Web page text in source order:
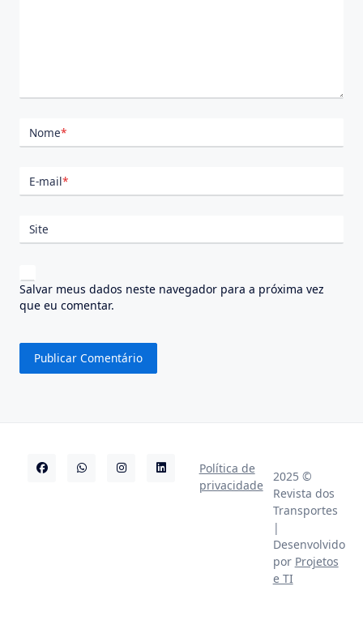
Nome*
E-mail*
Site
Salvar meus dados neste navegador para a próxima vez
que eu comentar.
Política de
privacidade
2025 ©
Revista dos
Transportes
|
Desenvolvido
por Projetos
e TI